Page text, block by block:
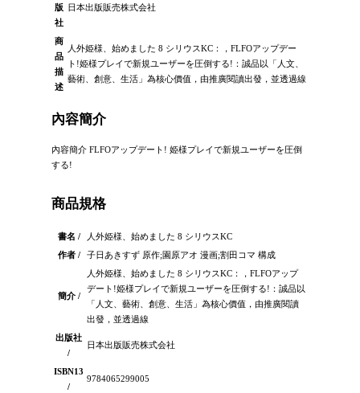
版
社
日本出版販売株式会社
商
品
描
述
人外姫様、始めました 8 シリウスKC：，FLFOアップデー
ト!姫様プレイで新規ユーザーを圧倒する!：誠品以「人文、
藝術、創意、生活」為核心價值，由推廣閱讀出發，並透過線
內容簡介
內容簡介 FLFOアップデート! 姫様プレイで新規ユーザーを圧倒
する!
商品規格
書名 /
人外姫様、始めました 8 シリウスKC
作者 /
子日あきすず 原作;園原アオ 漫画;割田コマ 構成
簡介 /
人外姫様、始めました 8 シリウスKC：，FLFOアップ
デート!姫様プレイで新規ユーザーを圧倒する!：誠品以
「人文、藝術、創意、生活」為核心價值，由推廣閱讀
出發，並透過線
出版社
/
日本出版販売株式会社
ISBN13
/
9784065299005